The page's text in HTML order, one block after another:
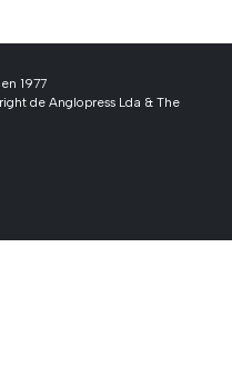
1977
de Anglopress Lda & The